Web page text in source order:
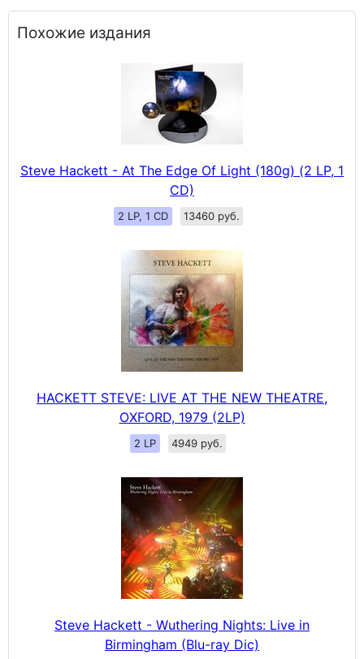
Похожие издания
Steve Hackett - At The Edge Of Light (180g) (2 LP, 1
CD)
2 LP, 1 CD 13460 руб.
HACKETT STEVE: LIVE AT THE NEW THEATRE,
OXFORD, 1979 (2LP)
2 LP 4949 руб.
Steve Hackett - Wuthering Nights: Live in
Birmingham (Blu-ray Dic)